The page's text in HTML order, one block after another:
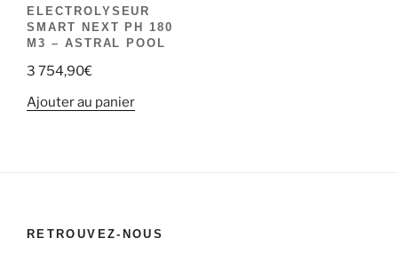
ELECTROLYSEUR
SMART NEXT PH 180
M3 – ASTRAL POOL
3 754,90€
Ajouter au panier
RETROUVEZ-NOUS